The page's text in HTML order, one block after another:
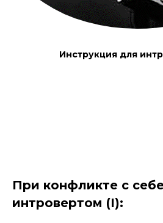
Инструкция для
При конфликте с
интровертом (I):